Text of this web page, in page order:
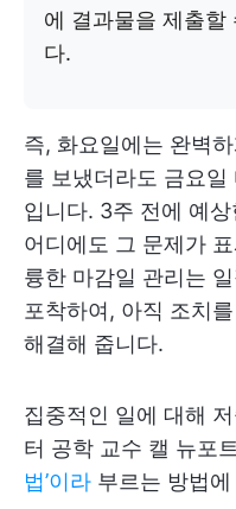
에 결과물을 제출할
다.
즉, 화요일에는 완벽
를 보냈더라도 금요
입니다. 3주 전에 예
어디에도 그 문제가
륭한 마감일 관리는
포착하여, 아직 조치
해결해 줍니다.
집중적인 일에 대해
터 공학 교수 캘 뉴포
법’이라 부르는 방법